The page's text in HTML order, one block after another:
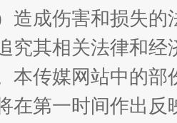
！等你上场
造成伤害和损失
究其相关法律和
本传媒网站中的
在第一时间作出